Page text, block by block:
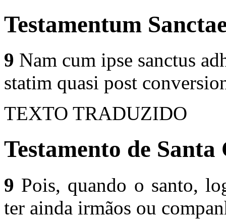
Testamentum
9 Nam cum ipse sanctus
statim quasi post
TEXTO TRADUZIDO
Testamento de
9 Pois, quando o santo,
ter ainda irmãos ou